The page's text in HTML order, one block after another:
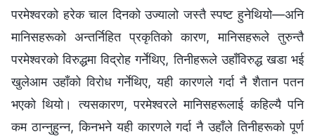
परमेश्‍वरको हरेक चाल दिनको उज्यालो जस्तै स्पष्ट हुनेथियो—अनि
मानिसहरूको अन्तर्निहित प्रकृतिको कारण, मानिसहरूले तुरुन्तै
परमेश्‍वरको विरुद्धमा विद्रोह गर्नेथिए, तिनीहरूले उहाँविरुद्ध खडा भई
खुलेआम उहाँको विरोध गर्नेथिए, यही कारणले गर्दा नै शैतान पतन
भएको थियो। त्यसकारण, परमेश्‍वरले मानिसहरूलाई कहिल्यै पनि
कम ठान्‍नुहुन्‍न, किनभने यही कारणले गर्दा नै उहाँले तिनीहरूको पूर्ण